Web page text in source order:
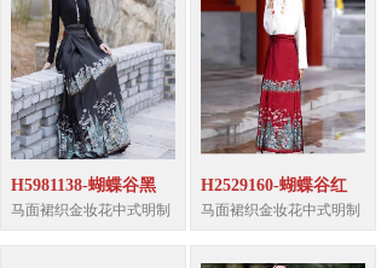
H5981138-蝴蝶谷黑
马面裙织金妆花中式明制
H2529160-蝴蝶谷红
马面裙织金妆花中式明制